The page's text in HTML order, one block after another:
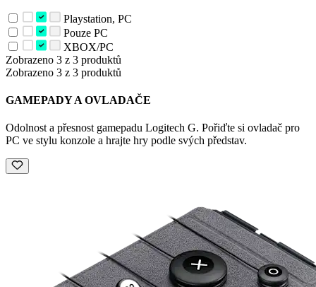
Playstation, PC
Pouze PC
XBOX/PC
Zobrazeno 3 z 3 produktů
Zobrazeno 3 z 3 produktů
GAMEPADY A OVLADAČE
Odolnost a přesnost gamepadu Logitech G. Pořiďte si ovladač pro
PC ve stylu konzole a hrajte hry podle svých představ.